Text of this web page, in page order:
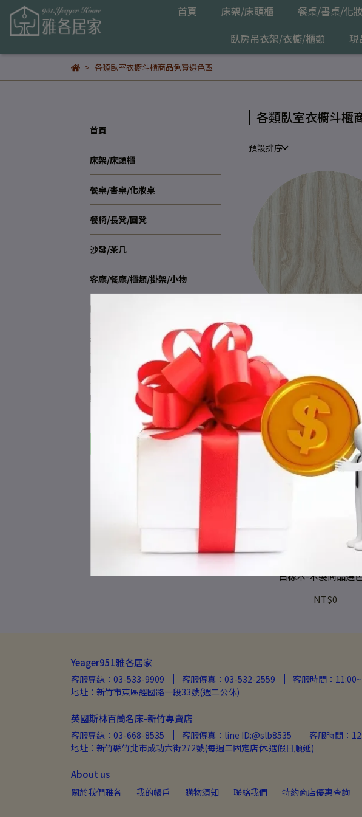
首頁 床架/床頭櫃 餐桌/書桌/化
臥房吊衣架/衣櫥/櫃類
現
各類臥室衣櫥斗櫃商品免費選色區
首頁
床架/床頭櫃
餐桌/書桌/化妝桌
餐椅/長凳/圓凳
沙發/茶几
客廳/餐廳/櫃類/掛架/小物
臥房吊衣架/衣櫥/櫃類
現品出清
床墊/寢具
購物須知
各類臥室衣櫥斗櫃
預設排序
NT$0
白橡木-木製商品選
NT$0
Yeager951雅各居家
客服專線：03-533-9909 客服傳真：03-532-2559
客服時間：
地址：新竹市東區經國路一段33號(週二公休)
英國斯林百蘭名床-新竹專賣店
客服專線：03-668-8535 客服傳真：line ID:@slb8535
客服時間：
地址：新竹縣竹北市成功六街272號(每週二固定店休.遇假日順延)
About us
關於我們雅各 我的帳戶 購物須知 聯絡我們 特約商店優惠查詢